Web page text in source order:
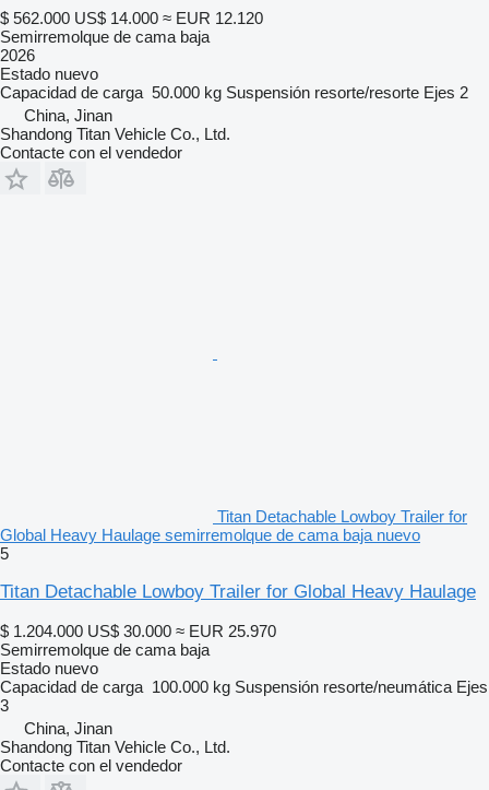
$ 562.000 US$ 14.000 ≈ EUR 12.120
Semirremolque de cama baja
2026
Estado nuevo
Capacidad de carga 50.000 kg Suspensión resorte/resorte Ejes 2
China, Jinan
Shandong Titan Vehicle Co., Ltd.
Contacte con el vendedor
Titan Detachable Lowboy Trailer for
Global Heavy Haulage semirremolque de cama baja nuevo
5
Titan Detachable Lowboy Trailer for Global Heavy Haulage
$ 1.204.000 US$ 30.000 ≈ EUR 25.970
Semirremolque de cama baja
Estado nuevo
Capacidad de carga 100.000 kg Suspensión resorte/neumática Ejes
3
China, Jinan
Shandong Titan Vehicle Co., Ltd.
Contacte con el vendedor